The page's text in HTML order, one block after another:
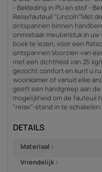
- Bekleding in PU en stof -
Relaxfauteuil "Lincoln"Met
ontspannen binnen
onmisbaar meubelstuk in
boek te lezen, voor een
ontspannen.Voorzien van
met een dichtheid van 25
gezocht comfort en kunt u
woonkamer of vanuit elke
geeft een handgreep aan
mogelijkheid om de fauteuil
"relax"-stand in te schakelen.
DETAILS
Materiaal :
Vriendelijk :